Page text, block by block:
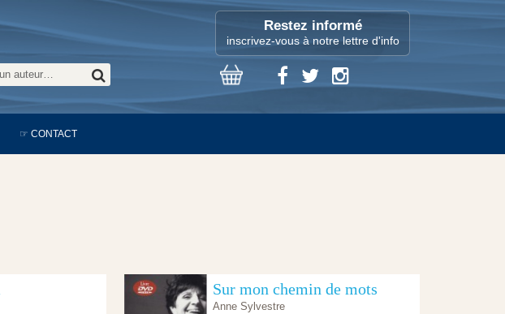
Restez informé
inscrivez-vous à notre lettre d'info
☞ CONTACT
Sur mon chemin de mots
Anne Sylvestre